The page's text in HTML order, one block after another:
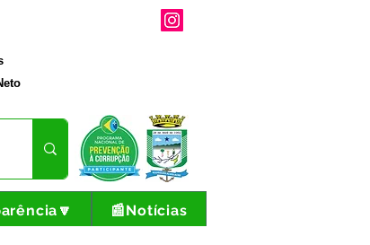
📰Notícias